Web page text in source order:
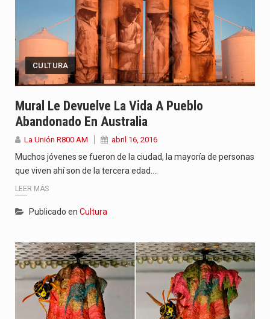
CULTURA
Mural Le Devuelve La Vida A Pueblo
Abandonado En Australia
La Unión R800 AM abril 16, 2016
Muchos jóvenes se fueron de la ciudad, la mayoría de personas
que viven ahí son de la tercera edad.…
LEER MÁS
Publicado en Cultura